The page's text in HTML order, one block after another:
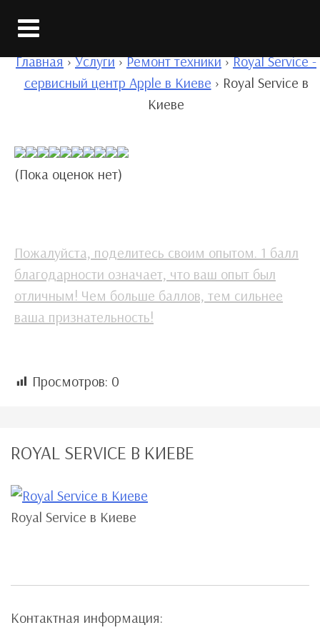
Главная › Услуги › Ремонт техники › Royal Service -
сервисный центр Apple в Киеве › Royal Service в
Киеве
(Пока оценок нет)
Пожалуйста, поделитесь своим опытом. 1 балл
благодарности означает, что ваш опыт был
отличным! Чем больше баллов, тем сильнее
ваша признательность!
Просмотров: 0
ROYAL SERVICE В КИЕВЕ
Royal Service в Киеве
Контактная информация: